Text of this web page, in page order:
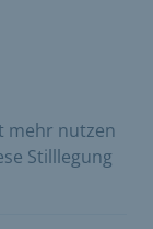
mehr nutzen
Stilllegung